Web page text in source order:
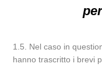
1.5. Nel caso in
hanno trascritto i brevi